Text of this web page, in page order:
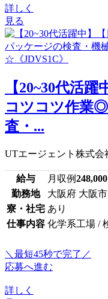
詳しく
見る
【20~30代活躍
コツコツ作業
査・...
UTエージェント株式会
給与 月収例248,000
勤務地
大阪府 大阪市
寮・社宅 あり
仕事内容 化学系工場 /
＼最短45秒で完了／
応募へ進む
詳しく